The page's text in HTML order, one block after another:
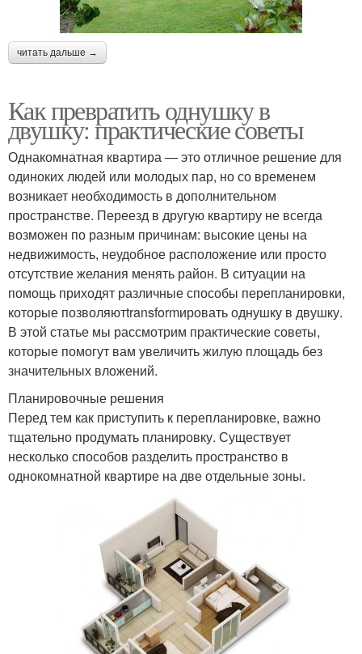
читать дальше →
Как превратить однушку в
двушку: практические советы
Однакомнатная квартира — это отличное решение для
одиноких людей или молодых пар, но со временем
возникает необходимость в дополнительном
пространстве. Переезд в другую квартиру не всегда
возможен по разным причинам: высокие цены на
недвижимость, неудобное расположение или просто
отсутствие желания менять район. В ситуации на
помощь приходят различные способы перепланировки,
которые позволяютtransformировать однушку в двушку.
В этой статье мы рассмотрим практические советы,
которые помогут вам увеличить жилую площадь без
значительных вложений.
Планировочные решения
Перед тем как приступить к перепланировке, важно
тщательно продумать планировку. Существует
несколько способов разделить пространство в
однокомнатной квартире на две отдельные зоны.